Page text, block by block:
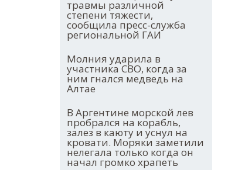
травмы различной
степени тяжести,
сообщила пресс-служба
региональной ГАИ
Молния ударила в
участника СВО, когда за
ним гнался медведь на
Алтае
В Аргентине морской лев
пробрался на корабль,
залез в каюту и уснул на
кровати. Моряки заметили
нелегала только когда он
начал громко храпеть